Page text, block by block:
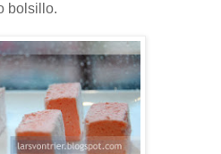
bolsillo.